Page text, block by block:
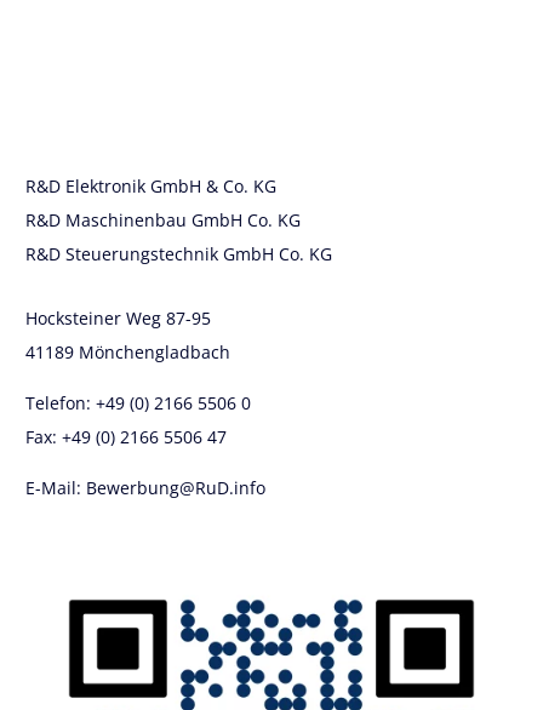
R&D Elektronik GmbH & Co. KG
R&D Maschinenbau GmbH Co. KG
R&D Steuerungstechnik GmbH Co. KG
Hocksteiner Weg 87-95
41189 Mönchengladbach
Telefon: +49 (0) 2166 5506 0
Fax: +49 (0) 2166 5506 47
E-Mail: Bewerbung@RuD.info